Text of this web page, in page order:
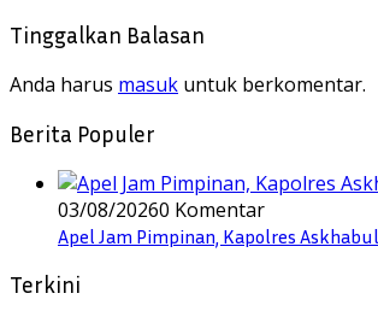
Tinggalkan Balasan
Anda harus masuk untuk berkomentar.
Berita Populer
03/08/20260 Komentar
Apel Jam Pimpinan, Kapolres
Terkini